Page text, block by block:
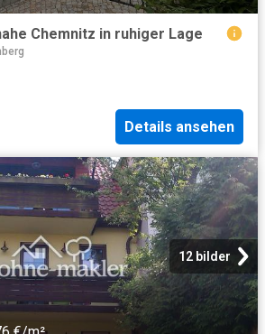
Chemnitz in ruhiger Lage
Details ansehen
12 bilder